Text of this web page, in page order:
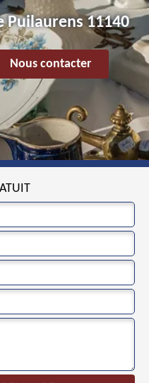
Puilaurens 11140
Nous contacter